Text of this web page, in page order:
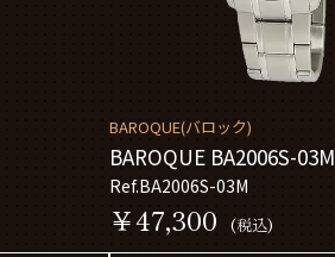
BAROQUE(バロック)
BAROQUE BA2006S-03M
Ref.BA2006S-03M
￥47,300 (税込)